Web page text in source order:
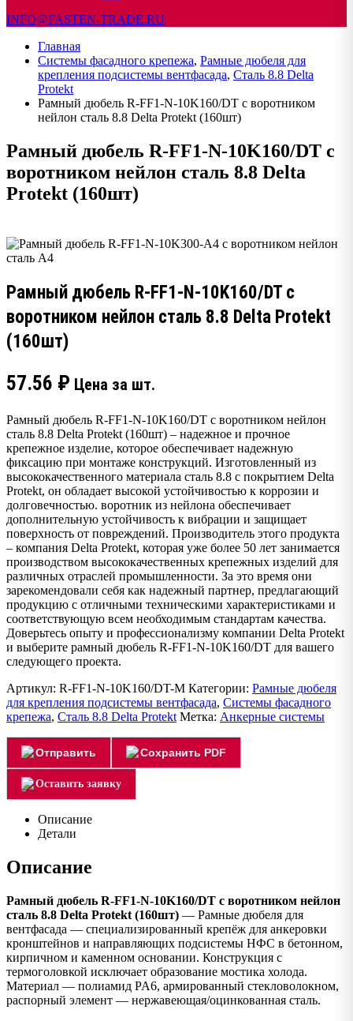
INFO@FASTEN-TRADE.RU
Главная
Системы фасадного крепежа, Рамные дюбеля для
крепления подсистемы вентфасада, Сталь 8.8 Delta
Protekt
Рамный дюбель R-FF1-N-10K160/DT с воротником
нейлон сталь 8.8 Delta Protekt (160шт)
Рамный дюбель R-FF1-N-10K160/DT с
воротником нейлон сталь 8.8 Delta
Protekt (160шт)
Рамный дюбель R-FF1-N-10K160/DT с
воротником нейлон сталь 8.8 Delta Protekt
(160шт)
57.56 ₽ Цена за шт.
Рамный дюбель R-FF1-N-10K160/DT с воротником нейлон
сталь 8.8 Delta Protekt (160шт) – надежное и прочное
крепежное изделие, которое обеспечивает надежную
фиксацию при монтаже конструкций. Изготовленный из
высококачественного материала сталь 8.8 с покрытием Delta
Protekt, он обладает высокой устойчивостью к коррозии и
долговечностью. воротник из нейлона обеспечивает
дополнительную устойчивость к вибрации и защищает
поверхность от повреждений. Производитель этого продукта
– компания Delta Protekt, которая уже более 50 лет занимается
производством высококачественных крепежных изделий для
различных отраслей промышленности. За это время они
зарекомендовали себя как надежный партнер, предлагающий
продукцию с отличными техническими характеристиками и
соответствующую всем необходимым стандартам качества.
Доверьтесь опыту и профессионализму компании Delta Protekt
и выберите рамный дюбель R-FF1-N-10K160/DT для вашего
следующего проекта.
Артикул: R-FF1-N-10K160/DT-M Категории: Рамные дюбеля
для крепления подсистемы вентфасада, Системы фасадного
крепежа, Сталь 8.8 Delta Protekt Метка: Анкерные системы
Отправить Сохранить PDF
Оставить заявку
Описание
Детали
Описание
Рамный дюбель R-FF1-N-10K160/DT с воротником нейлон
сталь 8.8 Delta Protekt (160шт) — Рамные дюбеля для
вентфасада — специализированный крепёж для анкеровки
кронштейнов и направляющих подсистемы НФС в бетонном,
кирпичном и каменном основании. Конструкция с
термоголовкой исключает образование мостика холода.
Материал — полиамид PA6, армированный стекловолокном,
распорный элемент — нержавеющая/оцинкованная сталь.